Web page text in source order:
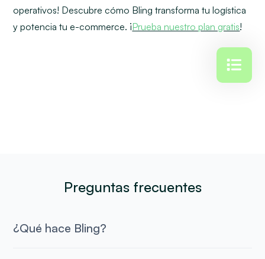
operativos! Descubre cómo Bling transforma tu logística
y potencia tu e-commerce. ¡Prueba nuestro plan gratis!
Preguntas frecuentes
¿Qué hace Bling?